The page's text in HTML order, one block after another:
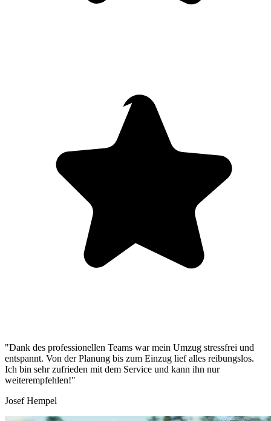
"Dank des professionellen Teams war mein Umzug stressfrei und
entspannt. Von der Planung bis zum Einzug lief alles reibungslos.
Ich bin sehr zufrieden mit dem Service und kann ihn nur
weiterempfehlen!"
Josef Hempel